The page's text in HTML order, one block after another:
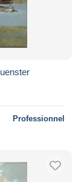
Professionnel